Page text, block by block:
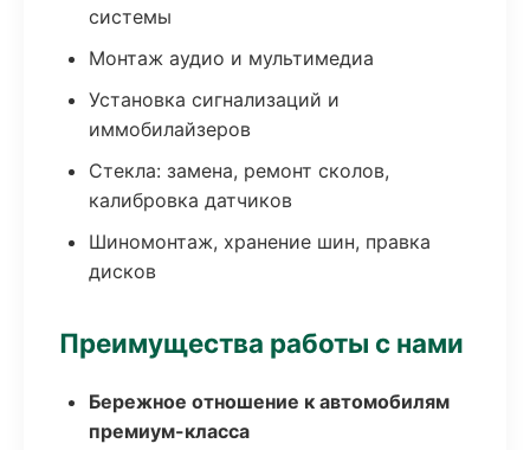
системы
Монтаж аудио и мультимедиа
Установка сигнализаций и
иммобилайзеров
Стекла: замена, ремонт сколов,
калибровка датчиков
Шиномонтаж, хранение шин, правка
дисков
Преимущества работы с нами
Бережное отношение к автомобилям
премиум-класса